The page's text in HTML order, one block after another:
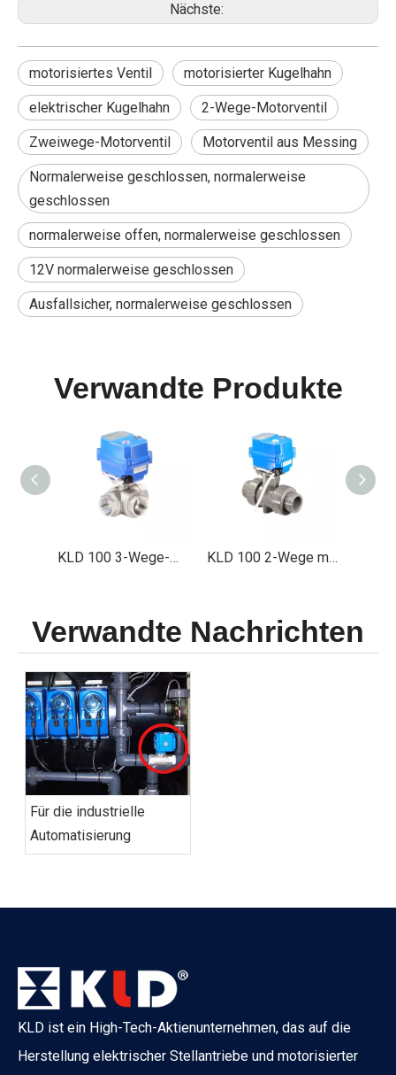
Nächste:
motorisiertes Ventil motorisierter Kugelhahn
elektrischer Kugelhahn 2-Wege-Motorventil
Zweiwege-Motorventil Motorventil aus Messing
Normalerweise geschlossen, normalerweise
geschlossen
normalerweise offen, normalerweise geschlossen
12V normalerweise geschlossen
Ausfallsicher, normalerweise geschlossen
Verwandte Produkte
KLD 100 3-Wege-motorisiertes Kugelventil (Metall, 1/2 'bis 1 ') KLD 100 2-Wege motorisierte Kugelventil (Kunststoff, 1/2 'bis 2 ')
Verwandte Nachrichten
Für die industrielle
Automatisierung
KLD ist ein High-Tech-Aktienunternehmen, das auf die
Herstellung elektrischer Stellantriebe und motorisierter